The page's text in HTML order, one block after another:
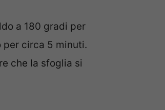
a 180 gradi per
circa 5 minuti.
che la sfoglia si